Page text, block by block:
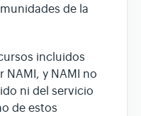
de la
incluidos
NAMI, y NAMI no
ni del servicio
de estos